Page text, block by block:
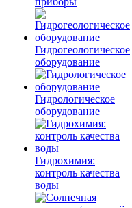
Гидрогеологическое
оборудование
Гидрологическое
оборудование
Гидрохимия:
контроль качества
воды